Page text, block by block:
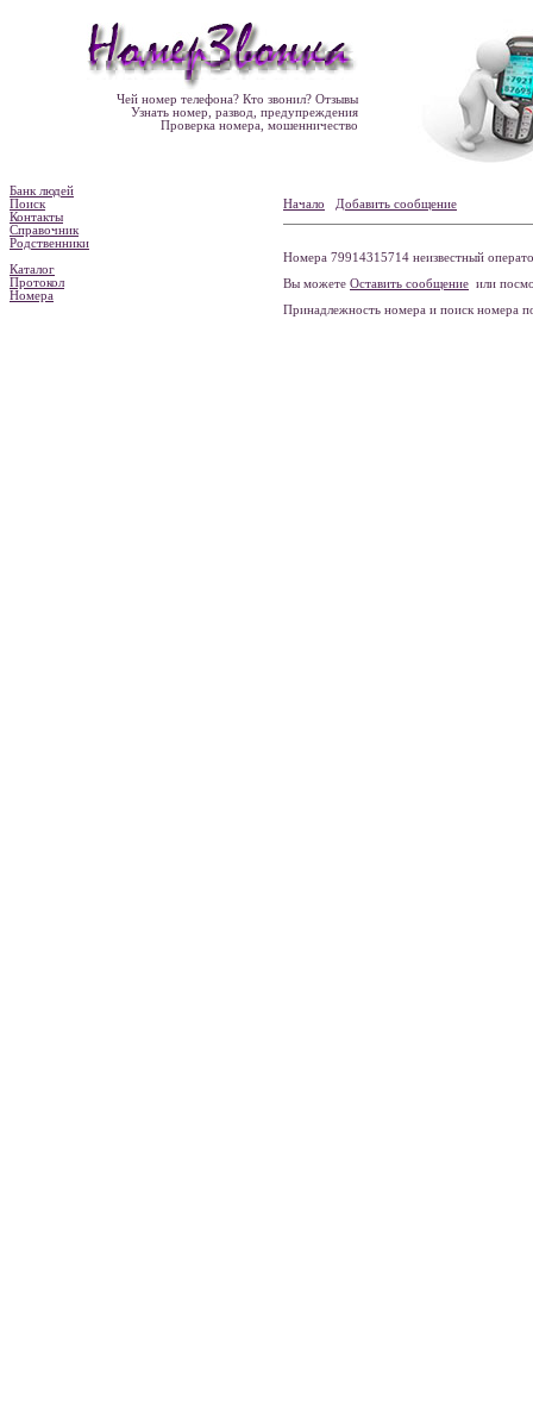
Чей номер телефона? Кто звонил? Отзывы
Узнать номер, развод, предупреждения
Проверка номера, мошенничество
Банк людей
Поиск
Контакты
Справочник
Родственники
Каталог
Протокол
Номера
Начало Добавить сообщение
Номера 79914315714 неизвестный
Вы можете Оставить сообщение или
Принадлежность номера и поиск номера